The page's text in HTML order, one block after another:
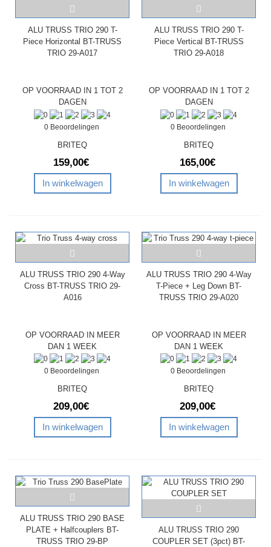
ALU TRUSS TRIO 290 T-
Piece Horizontal BT-TRUSS
TRIO 29-A017
OP VOORRAAD IN 1 TOT 2
DAGEN
0 Beoordelingen
BRITEQ
159,00€
In winkelwagen
ALU TRUSS TRIO 290 T-
Piece Vertical BT-TRUSS
TRIO 29-A018
OP VOORRAAD IN 1 TOT 2
DAGEN
0 Beoordelingen
BRITEQ
165,00€
In winkelwagen
ALU TRUSS TRIO 290 4-Way
Cross BT-TRUSS TRIO 29-
A016
OP VOORRAAD IN MEER
DAN 1 WEEK
0 Beoordelingen
BRITEQ
209,00€
In winkelwagen
ALU TRUSS TRIO 290 4-Way
T-Piece + Leg Down BT-
TRUSS TRIO 29-A020
OP VOORRAAD IN MEER
DAN 1 WEEK
0 Beoordelingen
BRITEQ
209,00€
In winkelwagen
ALU TRUSS TRIO 290 BASE
PLATE + Halfcouplers BT-
TRUSS TRIO 29-BP
ALU TRUSS TRIO 290
COUPLER SET (3pct) BT-